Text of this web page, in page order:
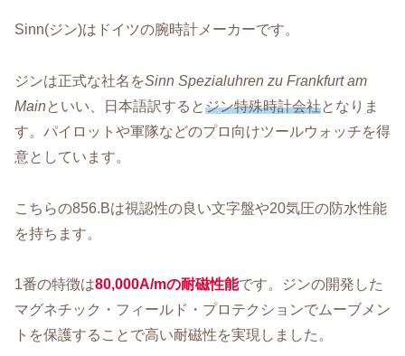
Sinn(ジン)はドイツの腕時計メーカーです。
ジンは正式な社名をSinn Spezialuhren zu Frankfurt am
Mainといい、日本語訳するとジン特殊時計会社となりま
す。パイロットや軍隊などのプロ向けツールウォッチを得
意としています。
こちらの856.Bは視認性の良い文字盤や20気圧の防水性能
を持ちます。
1番の特徴は80,000A/mの耐磁性能です。ジンの開発した
マグネチック・フィールド・プロテクションでムーブメン
トを保護することで高い耐磁性を実現しました。